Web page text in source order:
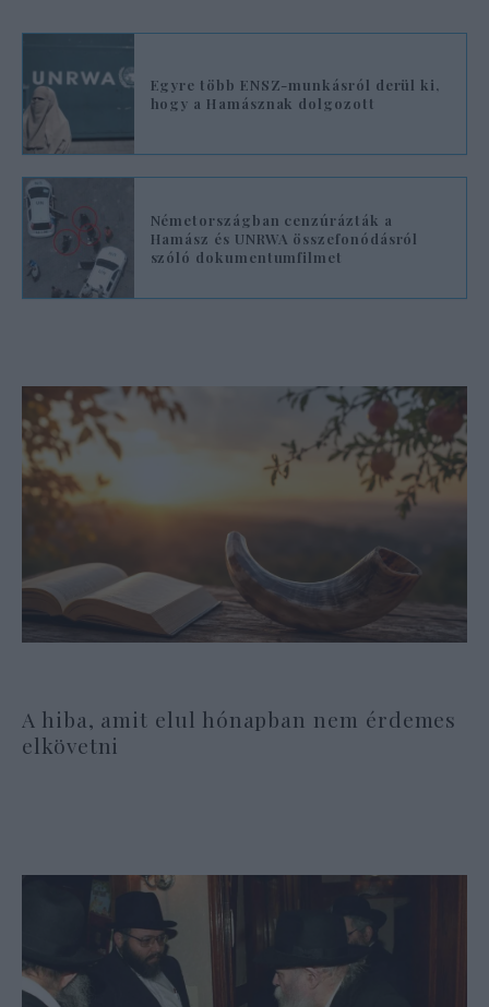
Egyre több ENSZ-munkásról derül ki,
hogy a Hamásznak dolgozott
Németországban cenzúrázták a
Hamász és UNRWA összefonódásról
szóló dokumentumfilmet
A hiba, amit elul hónapban nem érdemes
elkövetni